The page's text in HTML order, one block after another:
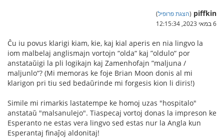
piffkin
(הצגת פרופיל)
6 במאי 2023, 12:15:34
Ĉu iu povus klarigi kiam, kie, kaj kial aperis en nia lingvo la
iom malbelaj anglismajn vortojn “olda“ kaj ”oldulo“ por
anstataŭigi la pli logikajn kaj Zamenhofajn ”maljuna /
maljunlo“? (Mi memoras ke foje Brian Moon donis al mi
klarigon pri tiu sed bedaŭrinde mi forgesis kion li diris!)
Simile mi rimarkis lastatempe ke homoj uzas "hospitalo"
anstataŭ "malsanulejo". Tiaspecaj vortoj donas la impreson ke
Esperanto ne estas vera lingvo sed estas nur la Angla kun
Esperantaj finaĵoj aldonitaj!